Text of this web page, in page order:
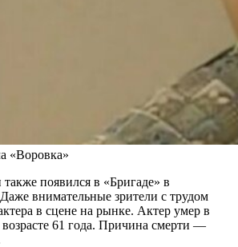
«Воровка»
появился в «Бригаде» в
внимательные зрители с трудом
в сцене на рынке. Актер умер в
возрасте 61 года. Причина смерти —